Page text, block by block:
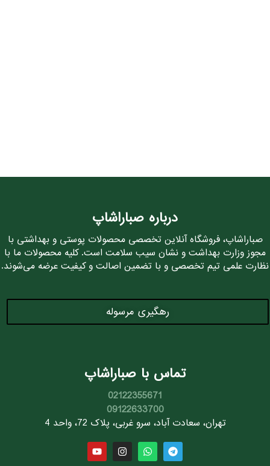
درباره صباراشاپ
صباراشاپ، فروشگاه آنلاین تخصصی محصولات پوستی و بهداشتی با
مجوز وزارت بهداشت و نشان سیب سلامت است. کلیه محصولات ما با
نظارت علمی تیم تخصصی و با تضمین اصالت و کیفیت عرضه می‌شوند.
رهگیری مرسوله
تماس با صباراشاپ
02122355671
09122633700
تهران، سعادت آباد، سرو غربی، پلاک 72، واحد 4